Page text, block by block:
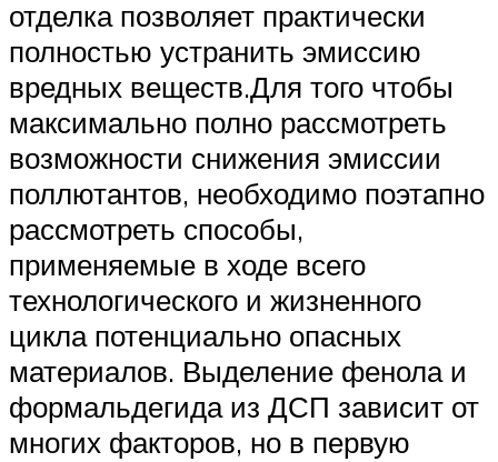
отделка позволяет практически
полностью устранить эмиссию
вредных веществ.Для того чтобы
максимально полно рассмотреть
возможности снижения эмиссии
поллютантов, необходимо поэтапно
рассмотреть способы,
применяемые в ходе всего
технологического и жизненного
цикла потенциально опасных
материалов. Выделение фенола и
формальдегида из ДСП зависит от
многих факторов, но в первую